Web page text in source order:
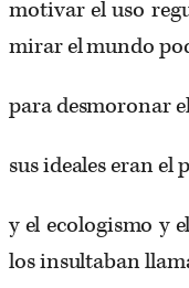
motivar el uso
mirar el mundo
para desmoronar
sus ideales eran el
y el ecologismo y
los insultaban